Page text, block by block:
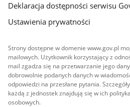
Deklaracja dostępności serwisu
Ustawienia prywatności
Strony dostępne w domenie www.gov.pl
mailowych. Użytkownik korzystający z
mail zgadza się na przetwarzanie jego
dobrowolnie podanych danych w
odpowiedzi na przesłane pytania.
każdą z jednostek znajdują się w ich
osobowych.